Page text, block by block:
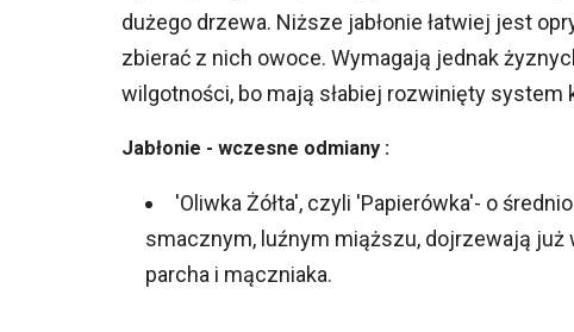
dużego drzewa. Niższe jabłonie łatwiej jest
zbierać z nich owoce. Wymagają jednak
wilgotności, bo mają słabiej rozwinięty system
Jabłonie - wczesne odmiany :
'Oliwka Żółta', czyli 'Papierówka'- o
smacznym, luźnym miąższu, dojrzewają już
parcha i mączniaka.